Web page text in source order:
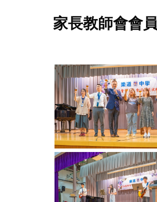
家長教師會會